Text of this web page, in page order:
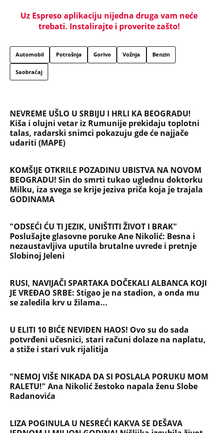
Uz Espreso aplikaciju nijedna druga vam neće
trebati. Instalirajte i proverite zašto!
Automobil Potrošnja Gorivo Vožnja Benzin
Saobraćaj
NEVREME UŠLO U SRBIJU I HRLI KA BEOGRADU!
Kiša i olujni vetar iz Rumunije prekidaju toplotni
talas, radarski snimci pokazuju gde će najjače
udariti (MAPE)
KOMŠIJE OTKRILE POZADINU UBISTVA NA NOVOM
BEOGRADU! Sin do smrti tukao uglednu doktorku
Milku, iza svega se krije jeziva priča koja je trajala
GODINAMA
"ODSEĆI ĆU TI JEZIK, UNIŠTITI ŽIVOT I BRAK"
Poslušajte glasovne poruke Ane Nikolić: Besna i
nezaustavljiva uputila brutalne uvrede i pretnje
Slobinoj Jeleni
RUSI, NAVIJAČI SPARTAKA DOČEKALI ALBANCA KOJI
JE VREĐAO SRBE: Stigao je na stadion, a onda mu
se zaledila krv u žilama...
U ELITI 10 BIĆE NEVIĐEN HAOS! Ovo su do sada
potvrđeni učesnici, stari računi dolaze na naplatu,
a stiže i stari vuk rijalitija
"NEMOJ VIŠE NIKADA DA SI POSLALA PORUKU MOM
RALETU!" Ana Nikolić žestoko napala ženu Slobe
Radanovića
LIZA POGINULA U NESREĆI KAKVA SE DEŠAVA